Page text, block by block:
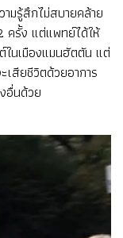
มรู้สึกไม่สบายคล้าย
ครั้ง แต่แพทย์ได้ให้
ในเมืองแมนฮัตตัน แต่
สียชีวิตด้วยอาการ
อื่นด้วย